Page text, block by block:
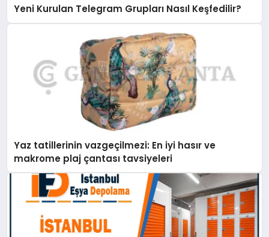
Yeni Kurulan Telegram Grupları Nasıl Keşfedilir?
Yaz tatillerinin vazgeçilmezi: En iyi hasır ve
makrome plaj çantası tavsiyeleri